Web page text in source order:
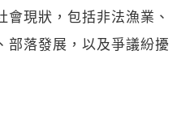
現狀，包括非法漁業、
部落發展，以及爭議紛擾